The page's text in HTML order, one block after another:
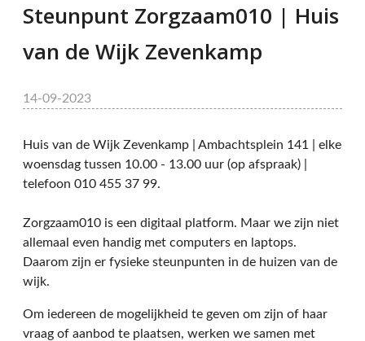
Steunpunt Zorgzaam010 | Huis
van de Wijk Zevenkamp
14-09-2023
Huis van de Wijk Zevenkamp | Ambachtsplein 141 | elke
woensdag tussen 10.00 - 13.00 uur (op afspraak) |
telefoon 010 455 37 99.
Zorgzaam010 is een digitaal platform. Maar we zijn niet
allemaal even handig met computers en laptops.
Daarom zijn er fysieke steunpunten in de huizen van de
wijk.
Om iedereen de mogelijkheid te geven om zijn of haar
vraag of aanbod te plaatsen, werken we samen met